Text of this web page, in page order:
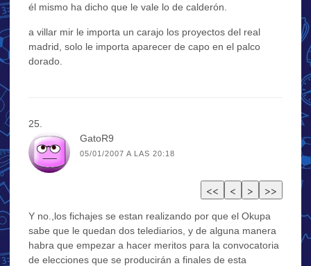
él mismo ha dicho que le vale lo de calderón.
a villar mir le importa un carajo los proyectos del real
madrid, solo le importa aparecer de capo en el palco
dorado.
GatoR9
05/01/2007 A LAS 20:18
Y no.,los fichajes se estan realizando por que el Okupa
sabe que le quedan dos telediarios, y de alguna manera
habra que empezar a hacer meritos para la convocatoria
de elecciones que se producirán a finales de esta